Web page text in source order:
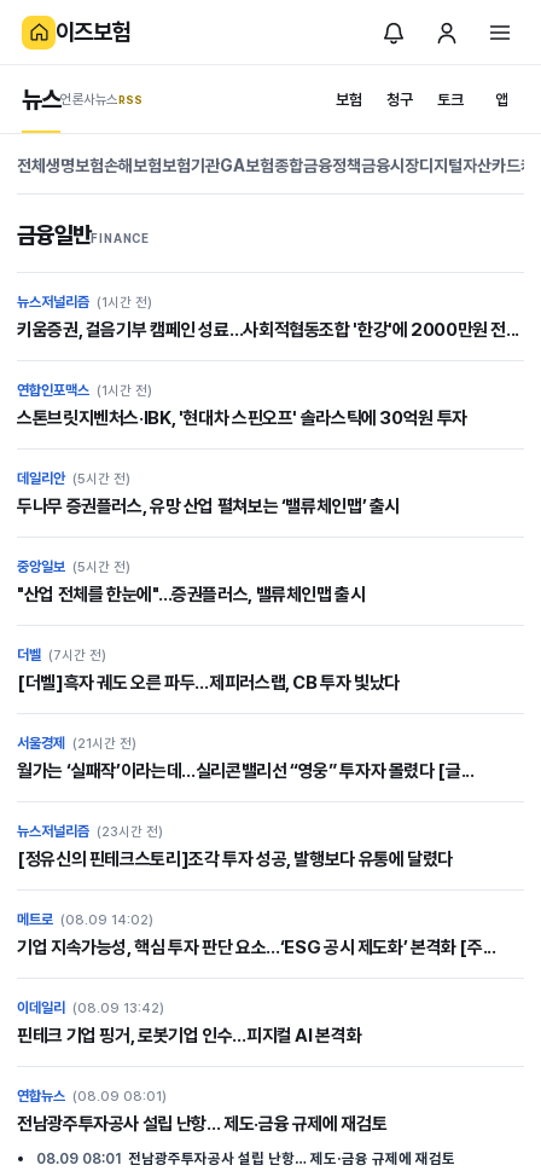
이즈보험
보험 청구
뉴스언론사뉴스.RSS 토크 앱
is
보
험
News
스와 정보
전체 생명보험손해보험보험기관GA보험종합금융정책금융시장디지털자산카드캐
금융일반FINANCE
뉴스저널리즘 (1시간 전)
키움증권, 걸음기부 캠페인 성료…사회적협동조합 '한강'에 2000만원 전...
연합인포맥스 (1시간 전)
스톤브릿지벤처스·IBK, '현대차 스핀오프' 솔라스틱에 30억원 투자
데일리안 (5시간 전)
두나무 증권플러스, 유망 산업 펼쳐보는 ‘밸류체인맵’ 출시
중앙일보 (5시간 전)
"산업 전체를 한눈에"…증권플러스, 밸류체인맵 출시
더벨 (7시간 전)
[더벨]흑자 궤도 오른 파두…제피러스랩, CB 투자 빛났다
서울경제 (21시간 전)
월가는 ‘실패작’이라는데…실리콘밸리선 “영웅” 투자자 몰렸다 [글...
뉴스저널리즘 (23시간 전)
[정유신의 핀테크스토리]조각 투자 성공, 발행보다 유통에 달렸다
메트로 (08.09 14:02)
기업 지속가능성, 핵심 투자 판단 요소…‘ESG 공시 제도화’ 본격화 [주...
이데일리 (08.09 13:42)
핀테크 기업 핑거, 로봇기업 인수…피지컬 AI 본격화
연합뉴스 (08.09 08:01)
전남광주투자공사 설립 난항… 제도·금융 규제에 재검토
08.09 08:01 전남광주투자공사 설립 난항… 제도·금융 규제에 재검토